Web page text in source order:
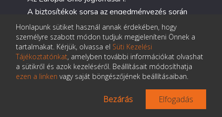
A biztosítékok sorsa az engedményezés során
Kiszervezés lehetősége a pénzügyi, a befektetési és az
árutőzsdei szolgáltatók körében
Ismét a bankkonszolidációról
A váltó mint hiteleszköz
Honlapunk sütiket használ annak érdekében, hogy
személyre szabott módon tudjuk megjeleníteni Önnek a
tartalmakat. Kérjük, olvassa el Süti Kezelési
Tájékoztatónkat, amelyben további információkat olvashat
a sütikről és azok kezeléséről. Beállításait módosíthatja
ezen a linken vagy saját böngészőjének beállításaiban.
Bezárás Elfogadás